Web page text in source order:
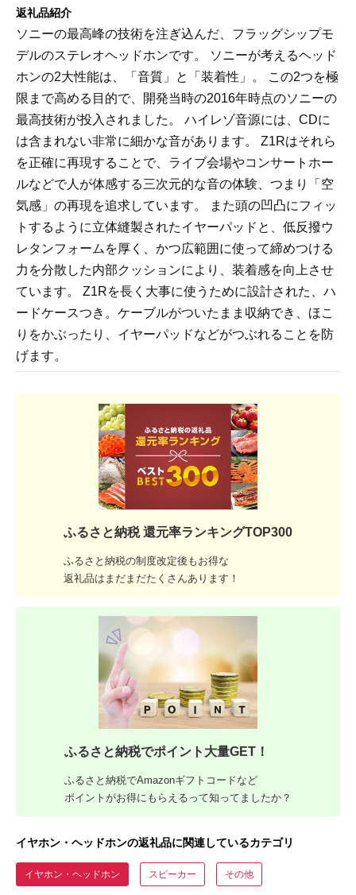
返礼品紹介
ソニーの最高峰の技術を注ぎ込んだ、フラッグシップモ
デルのステレオヘッドホンです。 ソニーが考えるヘッド
ホンの2大性能は、「音質」と「装着性」。 この2つを極
限まで高める目的で、開発当時の2016年時点のソニーの
最高技術が投入されました。 ハイレゾ音源には、CDに
は含まれない非常に細かな音があります。 Z1Rはそれら
を正確に再現することで、ライブ会場やコンサートホー
ルなどで人が体感する三次元的な音の体験、つまり「空
気感」の再現を追求しています。 また頭の凹凸にフィッ
トするように立体縫製されたイヤーパッドと、低反撥ウ
レタンフォームを厚く、かつ広範囲に使って締めつける
力を分散した内部クッションにより、装着感を向上させ
ています。 Z1Rを長く大事に使うために設計された、ハ
ードケースつき。ケーブルがついたまま収納でき、ほこ
りをかぶったり、イヤーパッドなどがつぶれることを防
げます。
ふるさと納税 還元率ランキングTOP300
ふるさと納税の制度改定後もお得な
返礼品はまだまだたくさんあります！
ふるさと納税でポイント大量GET！
ふるさと納税でAmazonギフトコードなど
ポイントがお得にもらえるって知ってましたか？
イヤホン・ヘッドホンの返礼品に関連しているカテゴリ
イヤホン・ヘッドホン スピーカー その他